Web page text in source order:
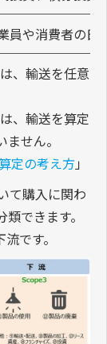
員や消費者の日
、輸送を任意
、輸送を算定
せん。
定の考え方」
て購入に関わ
できます。
です。